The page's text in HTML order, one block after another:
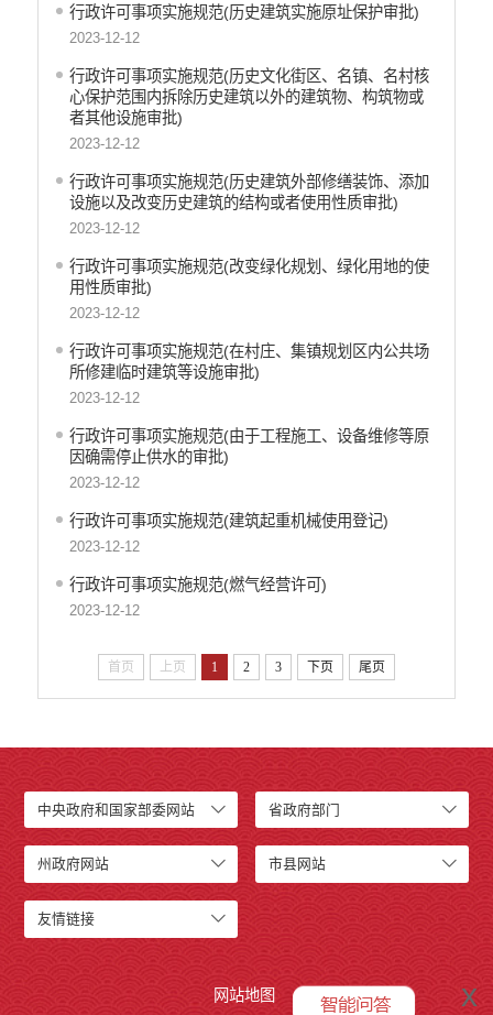
统计信息
行政许可事项实施规范(历史建筑实施原址保护审批)
2023-12-12
行政许可事项实施规范(历史文化街区、名镇、名村核
心保护范围内拆除历史建筑以外的建筑物、构筑物或
者其他设施审批)
2023-12-12
行政许可事项实施规范(历史建筑外部修缮装饰、添加
设施以及改变历史建筑的结构或者使用性质审批)
2023-12-12
行政许可事项实施规范(改变绿化规划、绿化用地的使
用性质审批)
2023-12-12
行政许可事项实施规范(在村庄、集镇规划区内公共场
所修建临时建筑等设施审批)
2023-12-12
行政许可事项实施规范(由于工程施工、设备维修等原
因确需停止供水的审批)
2023-12-12
行政许可事项实施规范(建筑起重机械使用登记)
2023-12-12
行政许可事项实施规范(燃气经营许可)
2023-12-12
首页 上页 1 2 3 下页 尾页
中央政府和国家部委网站 省政府部门
州政府网站 市县网站
友情链接
x
网站地图